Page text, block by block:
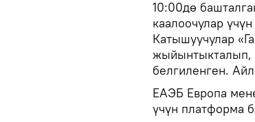
10:00дө
каалоочулар
Катышуучулар
жыйынтыкталып,
белгиленген.
ЕАЭБ Европа
үчүн платформа